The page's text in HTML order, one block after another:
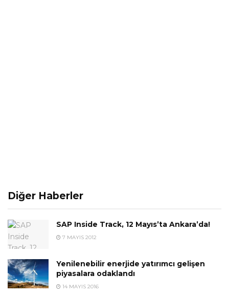
Diğer Haberler
SAP Inside Track, 12 Mayıs’ta Ankara’da!
7 MAYIS 2012
Yenilenebilir enerjide yatırımcı gelişen
piyasalara odaklandı
14 MAYIS 2016